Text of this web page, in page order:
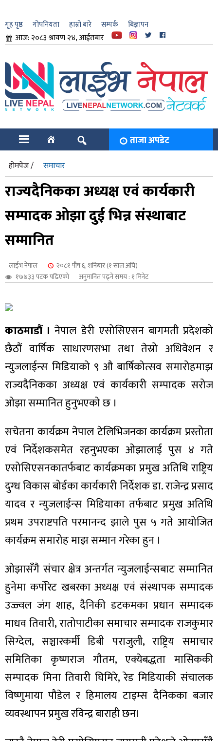
गृह पृष्ठ गोपनियता हाम्रो बारे सम्पर्क बिज्ञापन
आज: २०८३ श्रावण २४, आईतबार
ताजा अपडेट
होमपेज / समाचार
राज्यदैनिकका अध्यक्ष एवं कार्यकारी
सम्पादक ओझा दुई भिन्न संस्थाबाट
सम्मानित
लाईभ नेपाल
२०८१ पौष ६, शनिबार (१ साल अघि)
१७७३३ पटक पढिएको
अनुमानित पढ्ने समय : १ मिनेट
काठमाडौं । नेपाल डेरी एसोसिएसन बागमती प्रदेशको
छैठौं वार्षिक साधारणसभा तथा तेस्रो अधिवेशन र
न्युजलाईन्स मिडियाको ९ औ बार्षिकोत्सव समारोहमाझ
राज्यदैनिकका अध्यक्ष एवं कार्यकारी सम्पादक सरोज
ओझा सम्मानित हुनुभएको छ ।
सचेतना कार्यक्रम नेपाल टेलिभिजनका कार्यक्रम प्रस्तोता
एवं निर्देशकसमेत रहनुभएका ओझालाई पुस ४ गते
एसोसिएसनकातर्फबाट कार्यक्रमका प्रमुख अतिथि राष्ट्रिय
दुग्ध विकास बोर्डका कार्यकारी निर्देशक डा. राजेन्द्र प्रसाद
यादव र न्युजलाईन्स मिडियाका तर्फबाट प्रमुख अतिथि
प्रथम उपराष्टपति परमानन्द झाले पुस ५ गते आयोजित
कार्यक्रम समारोह माझ सम्मान गरेका हुन ।
ओझासँगै संचार क्षेत्र अन्तर्गत न्युजलाईन्सबाट सम्मानित
हुनेमा कर्पोरेट खबरका अध्यक्ष एवं संस्थापक सम्पादक
उज्ज्वल जंग शाह, दैनिकी डटकमका प्रधान सम्पादक
माधव तिवारी, रातोपाटीका समाचार सम्पादक राजकुमार
सिग्देल, सञ्चारकर्मी डिबी पराजुली, राष्ट्रिय समाचार
समितिका कृष्णराज गौतम, एक्येबद्धता मासिककी
सम्पादक मिना तिवारी घिमिरे, रेड मिडियाकी संचालक
विष्णुमाया पौडेल र हिमालय टाइम्स दैनिकका बजार
व्यवस्थापन प्रमुख रविन्द्र बाराही छन।